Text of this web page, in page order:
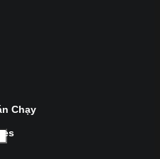
Chạy